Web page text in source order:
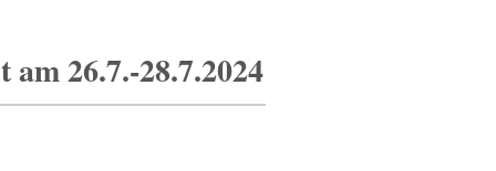
26.7.-28.7.2024